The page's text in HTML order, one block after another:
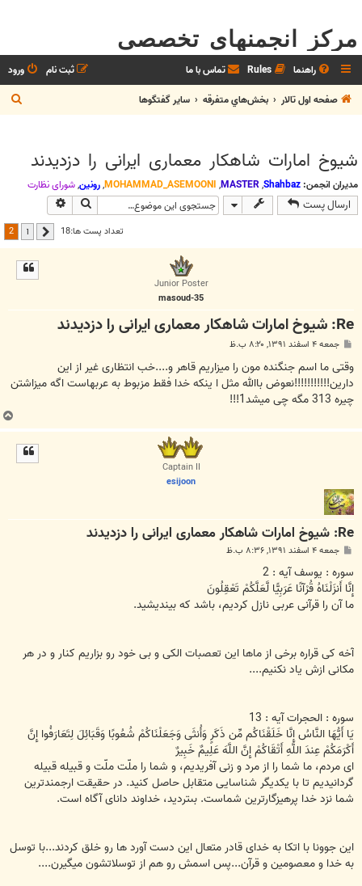
مرکز انجمنهای تخصصی
راهنما Rules تماس با ما ورود
ثبت نام
صفحه اول تالار
بخش‌‌هاي متفرقه ساير گفتگوها
س
شیوخ امارات شاهکار معماری ایرانی را دزدیدند
مدیران انجمن: Shahbaz
,
MASTER
,
MOHAMMAD_ASEMOONI
,رونین,شوراي نظارت
ارسال پست جستجو
تعداد پست ها:18 قبلی 1
2
Junior Poster
masoud-35
Re: شیوخ امارات شاهکار معماری ایرانی را دزدیدند
ت
جمعه ۴ اسفند ۱۳۹۱, ۸:۲۰ ب.ظ
وقتی ما اسم جنگنده مون را میزاریم قاهر و....خب انتظاری غیر از این
دارین!!!!!!!!!!!نعوض باالله مثل ا ینکه خدا فقط مزبوط به عربهاست اگه میزاشتن
چیره 313 مگه چی میشد1!!!
Captain II
esijoon
Re: شیوخ امارات شاهکار معماری ایرانی را دزدیدند
ت
جمعه ۴ اسفند ۱۳۹۱, ۸:۳۶ ب.ظ
سوره : يوسف آیه : 2
إِنَّا أَنزَلْنَاهُ قُرْآنًا عَرَبِيًّا لَّعَلَّكُمْ تَعْقِلُونَ
ما آن را قرآنى عربى نازل كرديم، باشد كه بينديشيد.
آخه کی قراره برخی از ماها این تعصبات الکی و بی خود رو بزاریم کنار و در هر
مکانی ازش یاد نکنیم....
سوره : الحجرات آیه : 13
يَا أَيُّهَا النَّاسُ إِنَّا خَلَقْنَاكُم مِّن ذَكَرٍ وَأُنثَى وَجَعَلْنَاكُمْ شُعُوبًا وَقَبَائِلَ لِتَعَارَفُوا إِنَّ
أَكْرَمَكُمْ عِندَ اللَّهِ أَتْقَاكُمْ إِنَّ اللَّهَ عَلِيمٌ خَبِيرٌ
اى مردم، ما شما را از مرد و زنى آفريديم، و شما را ملّت ملّت و قبيله قبيله
گردانيديم تا با يكديگر شناسايى متقابل حاصل كنيد. در حقيقت ارجمندترين
شما نزد خدا پرهيزگارترين شماست. بى‏ترديد، خداوند داناى آگاه است.
این جوونا با اتکا به خدای قادر متعال این دست آورد ها رو خلق کردند...با توسل
به خدا و معصومین و قرآن...پس اسمش رو هم از توسلاتشون میگیرن....